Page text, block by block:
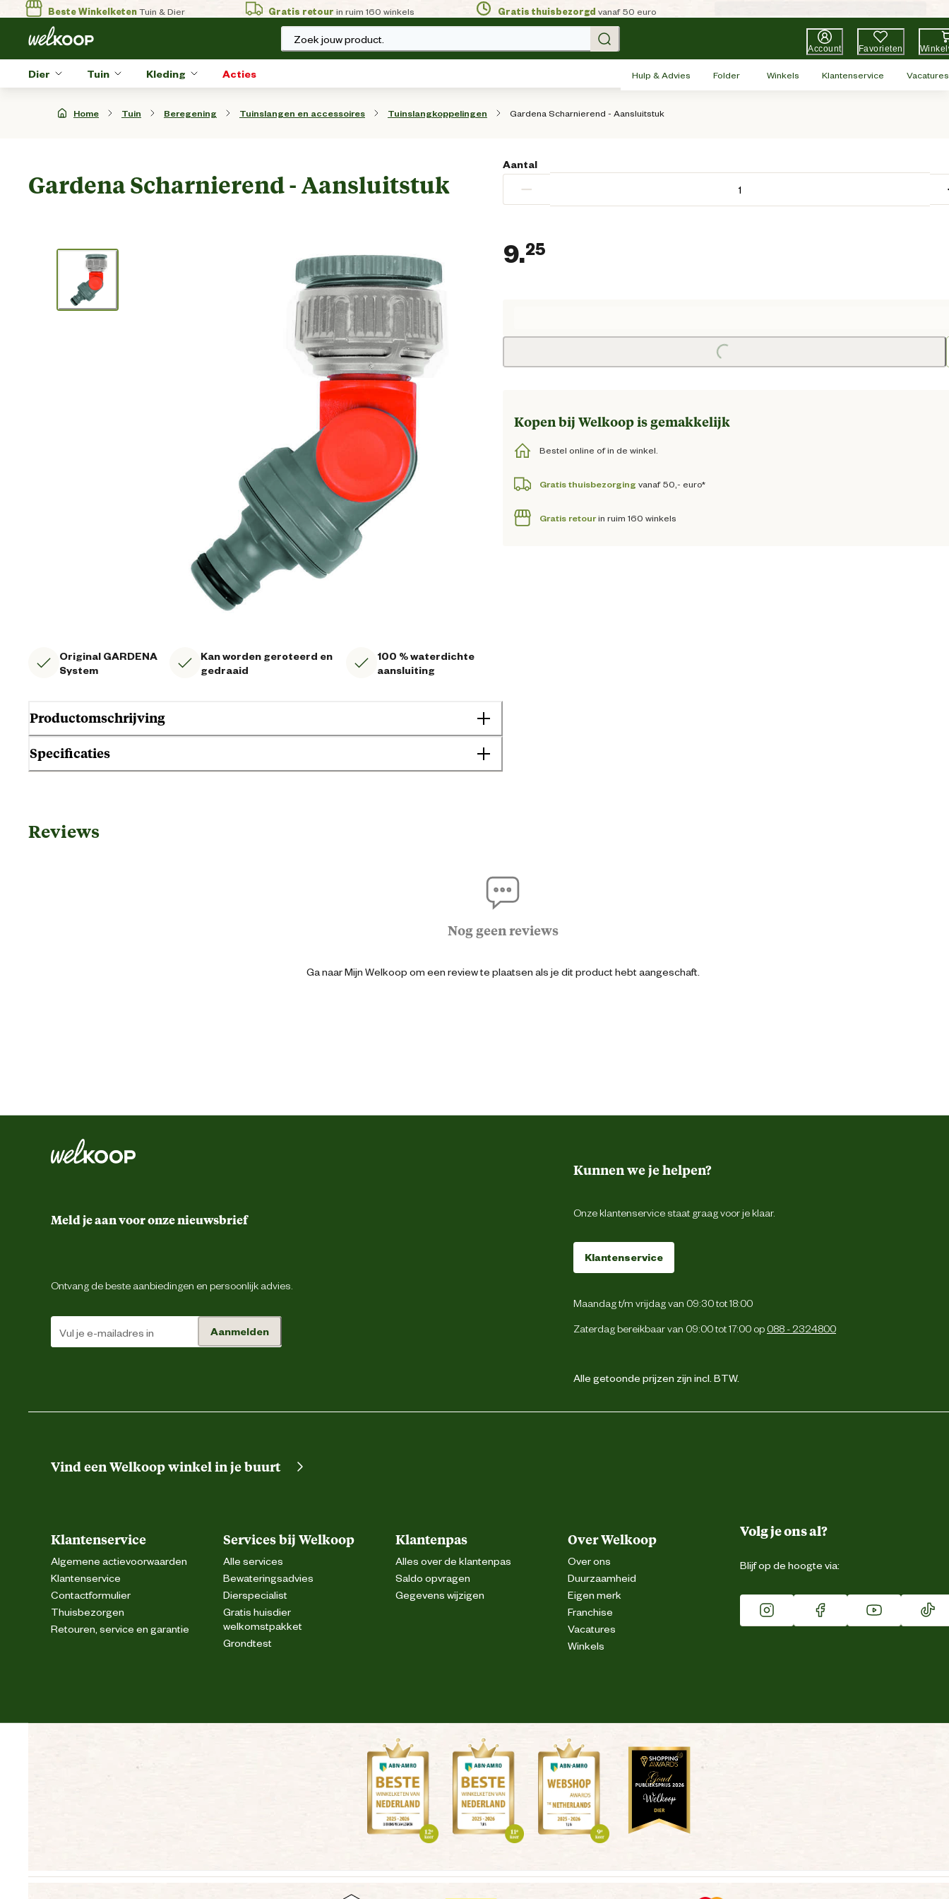
Beste WinkelketenTuin & Dier Gratis retour in ruim 160 winkels Gratis thuisbezorgd vanaf 50 euro
Zoek jouw product.
Account Favorieten
Dier Tuin Kleding Acties Hulp & Advies Folder Winkels Klantenservice Vacatures
Home Tuin Beregening Tuinslangen en accessoires Tuinslangkoppelingen Gardena Scharnierend - Aansluitstuk
Gardena Scharnierend - Aansluitstuk
Original GARDENA
System
Kan worden geroteerd en
gedraaid
100 % waterdichte
aansluiting
Productomschrijving
Specificaties
Ean
Aantal
−
9.25
Loading...
Kopen bij Welkoop is gemakkelijk
Bestel online of in de winkel.
Gratis thuisbezorging vanaf 50,- euro*
Gratis retourin ruim 160 winkels
Reviews
Nog geen reviews
Ga naar Mijn Welkoop om een review te plaatsen als je dit product hebt aangeschaft.
Meld je aan voor onze nieuwsbrief
Ontvang de beste aanbiedingen en persoonlijk advies.
Aanmelden
Kunnen we je helpen?
Onze klantenservice staat graag voor je klaar.
Klantenservice
Maandag t/m vrijdag van 09:30 tot 18:00
Zaterdag bereikbaar van 09:00 tot 17:00 op 088 - 2324800
Alle getoonde prijzen zijn incl. BTW.
Vind een Welkoop winkel in je buurt
Klantenservice
Algemene actievoorwaarden
Klantenservice
Contactformulier
Thuisbezorgen
Retouren, service en garantie
Services bij Welkoop
Alle services
Bewateringsadvies
Dierspecialist
Gratis huisdier
welkomstpakket
Grondtest
Klantenpas
Alles over de klantenpas
Saldo opvragen
Gegevens wijzigen
Over Welkoop
Over ons
Duurzaamheid
Eigen merk
Franchise
Vacatures
Winkels
Volg je ons al?
Blijf op de hoogte via: